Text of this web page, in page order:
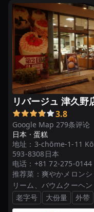
リバージュ 津久野
Google Map 279条评论
3.8
日本 · 蛋糕
地址： 3-chōme-1-11
593-8308日本
电话： +81 72-275-0144
推荐菜： 爽やかメロン
リーム、バウムクーヘン
老字号
大份量 外带